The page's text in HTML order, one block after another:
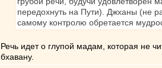
передохнуть на Пути). Джханы (не
самому контролю обретается
Речь идет о глупой мадам, которая не
бхавану.